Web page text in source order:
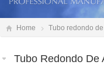
Home Tubo redondo
Tubo Redondo De